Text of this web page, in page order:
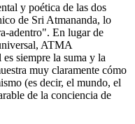
y poética de las dos
de Sri Atmananda, lo
adentro". En lugar de
ATMA
siempre la suma y la
muy claramente cómo
(es decir, el mundo, el
de la conciencia de